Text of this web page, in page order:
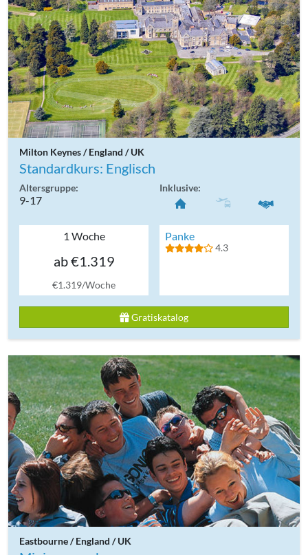
Milton Keynes / England / UK
Standardkurs: Englisch
Altersgruppe:
9-17
Inklusive:
1 Woche
ab €1.319
€1.319/Woche
Panke
4.3
Gratiskatalog
Eastbourne / England / UK